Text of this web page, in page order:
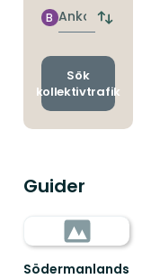
Ankomst
B
Byt
och
Sök
kollektivtrafik
Guider
Södermanlands